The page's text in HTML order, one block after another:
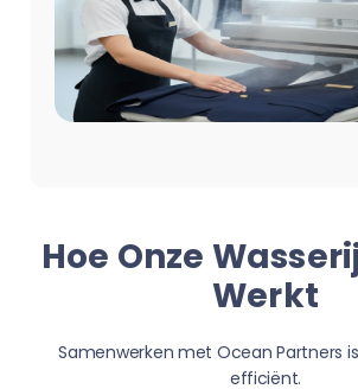
Hoe Onze
Werkt
Samenwerken met Ocean Partners
efficiënt.